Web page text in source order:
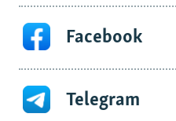
Facebook
Telegram